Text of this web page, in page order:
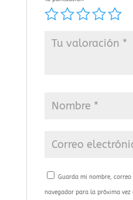
Guarda mi nombre,
navegador para la próxima vez